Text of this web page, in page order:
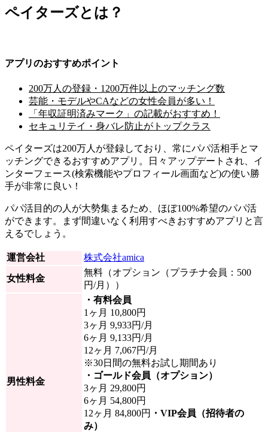
ペイターズとは？
アプリのおすすめポイント
200万人の登録・1200万件以上のマッチング数
芸能・モデルやCAなどの女性会員が多い！
「年収証明済みマーク」の記載がおすすめ！
セキュリテイ・身バレ防止がトップクラス
ペイターズは200万人が登録しており、常にパパ活相手とマ
ッチングできるおすすめアプリ。日々アップデートされ、イ
ンターフェース(検索機能やプロフィール画面など)の使い勝
手が非常に良い！
パパ活目的の人が大勢集まるため、ほぼ100%希望のパパ活
ができます。まず間違いなく利用すべきおすすめアプリと言
えるでしょう。
運営会社 株式会社amica
女性料金
無料（オプション（プラチナ会員：500
円/月））
男性料金
・有料会員
1ヶ月 10,800円
3ヶ月 9,933円/月
6ヶ月 9,133円/月
12ヶ月 7,067円/月
※30日間の無料お試し期間あり
・ゴールド会員（オプション）
3ヶ月 29,800円
6ヶ月 54,800円
12ヶ月 84,800円 ・VIP会員（招待者の
み）